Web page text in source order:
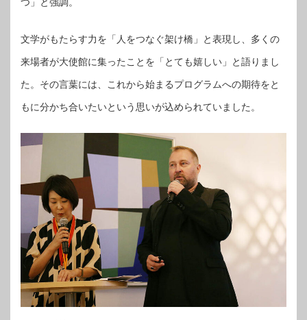
つ」と強調。
文学がもたらす力を「人をつなぐ架け橋」と表現し、多くの
来場者が大使館に集ったことを「とても嬉しい」と語りまし
た。その言葉には、これから始まるプログラムへの期待をと
もに分かち合いたいという思いが込められていました。